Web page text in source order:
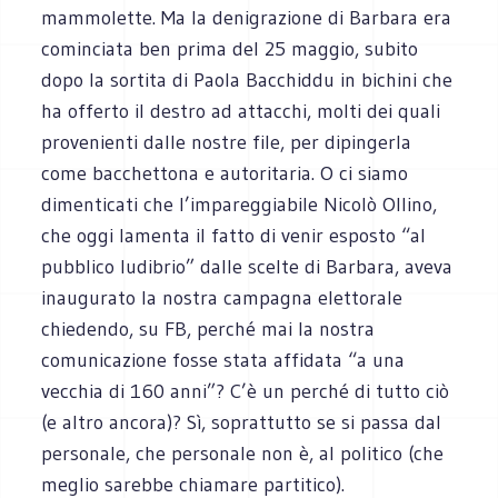
mammolette. Ma la denigrazione di Barbara era
cominciata ben prima del 25 maggio, subito
dopo la sortita di Paola Bacchiddu in bichini che
ha offerto il destro ad attacchi, molti dei quali
provenienti dalle nostre file, per dipingerla
come bacchettona e autoritaria. O ci siamo
dimenticati che l’impareggiabile Nicolò Ollino,
che oggi lamenta il fatto di venir esposto “al
pubblico ludibrio” dalle scelte di Barbara, aveva
inaugurato la nostra campagna elettorale
chiedendo, su FB, perché mai la nostra
comunicazione fosse stata affidata “a una
vecchia di 160 anni”? C’è un perché di tutto ciò
(e altro ancora)? Sì, soprattutto se si passa dal
personale, che personale non è, al politico (che
meglio sarebbe chiamare partitico).